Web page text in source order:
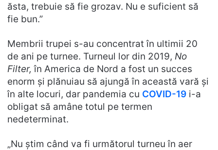
ăsta, trebuie să fie grozav. Nu e suficient să
fie bun.”
Membrii trupei s-au concentrat în ultimii 20
de ani pe turnee. Turneul lor din 2019, No
Filter,în America de Nord a fost un succes
enorm și plănuiau să ajungă în această vară și
în alte locuri, dar pandemia cu COVID-19 i-a
obligat să amâne totul pe termen
nedeterminat.
„Nu știm când va fi următorul turneu în aer